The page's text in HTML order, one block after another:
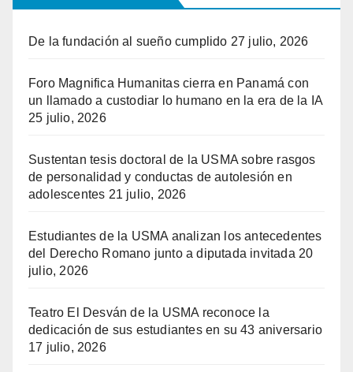
De la fundación al sueño cumplido 27 julio, 2026
Foro Magnifica Humanitas cierra en Panamá con
un llamado a custodiar lo humano en la era de la IA
25 julio, 2026
Sustentan tesis doctoral de la USMA sobre rasgos
de personalidad y conductas de autolesión en
adolescentes 21 julio, 2026
Estudiantes de la USMA analizan los antecedentes
del Derecho Romano junto a diputada invitada 20
julio, 2026
Teatro El Desván de la USMA reconoce la
dedicación de sus estudiantes en su 43 aniversario
17 julio, 2026